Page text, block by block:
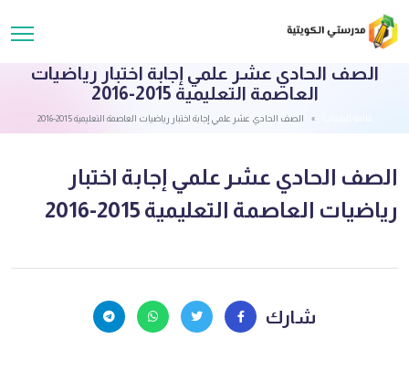
الصف الحادي عشر علمي إجابة اختبار رياضيات
العاصمة التعليمية 2015-2016
الصف الحادي عشر علمي إجابة اختبار رياضيات العاصمة التعليمية 2015-2016
الصف الحادي عشر علمي إجابة اختبار
رياضيات العاصمة التعليمية 2015-2016
شارك